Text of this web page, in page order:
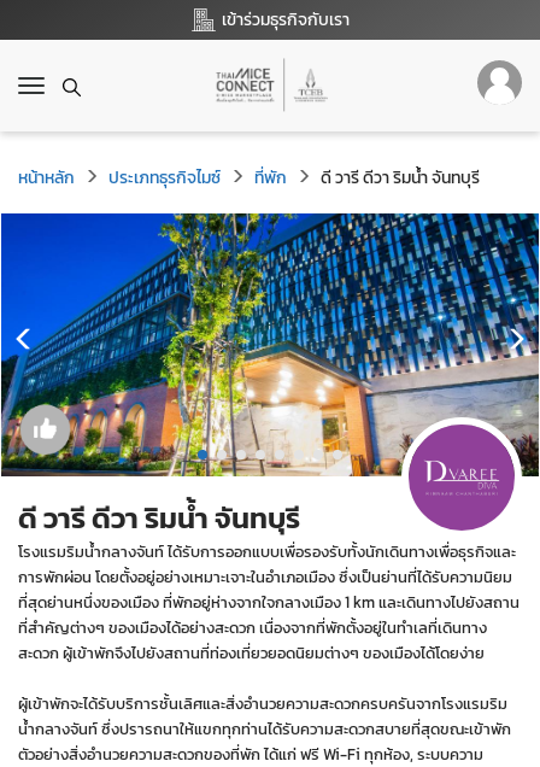
เข้าร่วมธุรกิจกับเรา
T
g
g
l
e
g
a
t
i
o
n
หน้าหลัก ประเภทธุรกิจไมซ์ ที่พัก ดี วารี ดีวา ริมน้ำ จันทบุรี
ดี วารี ดีวา ริมน้ำ จันทบุรี
โรงแรมริมน้ำกลางจันท์ ได้รับการออกแบบเพื่อรองรับทั้งนักเดินทางเพื่อธุรกิจและ
การพักผ่อน โดยตั้งอยู่อย่างเหมาะเจาะในอำเภอเมือง ซึ่งเป็นย่านที่ได้รับความนิยม
ที่สุดย่านหนึ่งของเมือง ที่พักอยู่ห่างจากใจกลางเมือง 1 km และเดินทางไปยังสถาน
ที่สำคัญต่างๆ ของเมืองได้อย่างสะดวก เนื่องจากที่พักตั้งอยู่ในทำเลที่เดินทาง
สะดวก ผู้เข้าพักจึงไปยังสถานที่ท่องเที่ยวยอดนิยมต่างๆ ของเมืองได้โดยง่าย
ผู้เข้าพักจะได้รับบริการชั้นเลิศและสิ่งอำนวยความสะดวกครบครันจากโรงแรมริม
น้ำกลางจันท์ ซึ่งปรารถนาให้แขกทุกท่านได้รับความสะดวกสบายที่สุดขณะเข้าพัก
ตัวอย่างสิ่งอำนวยความสะดวกของที่พัก ได้แก่ ฟรี Wi-Fi ทุกห้อง, ระบบความ